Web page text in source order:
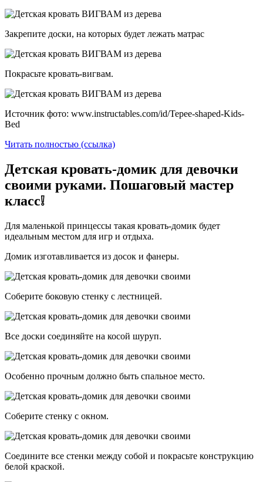
Закрепите доски, на которых будет лежать матрас
Покрасьте кровать-вигвам.
Источник фото: www.instructables.com/id/Tepee-shaped-Kids-
Bed
Читать полностью (ссылка)
Детская кровать-домик для девочки
своими руками. Пошаговый мастер
класс❕
Для маленькой принцессы такая кровать-домик будет
идеальным местом для игр и отдыха.
Домик изготавливается из досок и фанеры.
Соберите боковую стенку с лестницей.
Все доски соединяйте на косой шуруп.
Особенно прочным должно быть спальное место.
Соберите стенку с окном.
Соедините все стенки между собой и покрасьте конструкцию
белой краской.